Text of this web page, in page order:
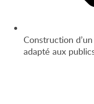
Construction
adapté aux